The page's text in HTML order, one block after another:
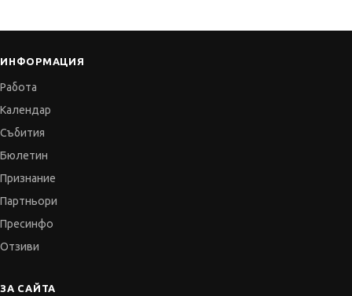
ИНФОРМАЦИЯ
Работа
Календар
Събития
Бюлетин
Признание
Партньори
Пресинфо
Отзиви
ЗА САЙТА